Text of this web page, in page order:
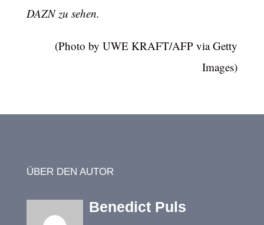
DAZN zu sehen.
(Photo by UWE KRAFT/AFP via Getty
Images)
ÜBER DEN AUTOR
Benedict Puls